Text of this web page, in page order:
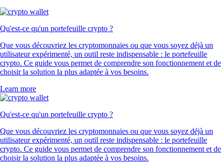
Qu'est-ce qu'un portefeuille crypto ?
Que vous découvriez les cryptomonnaies ou que vous soyez déjà un
utilisateur expérimenté, un outil reste indispensable : le portefeuille
crypto. Ce guide vous permet de comprendre son fonctionnement et de
choisir la solution la plus adaptée à vos besoins.
Learn more
Qu'est-ce qu'un portefeuille crypto ?
Que vous découvriez les cryptomonnaies ou que vous soyez déjà un
utilisateur expérimenté, un outil reste indispensable : le portefeuille
crypto. Ce guide vous permet de comprendre son fonctionnement et de
choisir la solution la plus adaptée à vos besoins.